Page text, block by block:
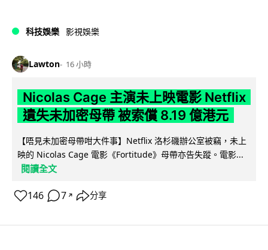
科技娛樂 影視娛樂
Lawton 16 小時
Nicolas Cage 主演未上映電影 Netflix
遺失未加密母帶 被索償 8.19 億港元
【唔見未加密母帶咁大件事】Netflix 洛杉磯辦公室被竊，未上
映的 Nicolas Cage 電影《Fortitude》母帶亦告失蹤。電影...
閱讀全文
146 7 ↗ 分享